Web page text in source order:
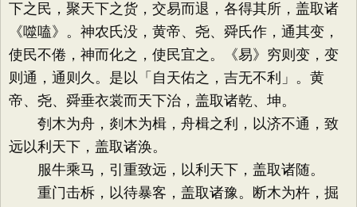
下之民，聚天下之货，交易而退，各得其所，盖取诸
《噬嗑》。神农氏没，黄帝、尧、舜氏作，通其变，
使民不倦，神而化之，使民宜之。《易》穷则变，变
则通，通则久。是以「自天佑之，吉无不利」。黄
帝、尧、舜垂衣裳而天下治，盖取诸乾、坤。
刳木为舟，剡木为楫，舟楫之利，以济不通，致
远以利天下，盖取诸涣。
服牛乘马，引重致远，以利天下，盖取诸随。
重门击柝，以待暴客，盖取诸豫。断木为杵，掘